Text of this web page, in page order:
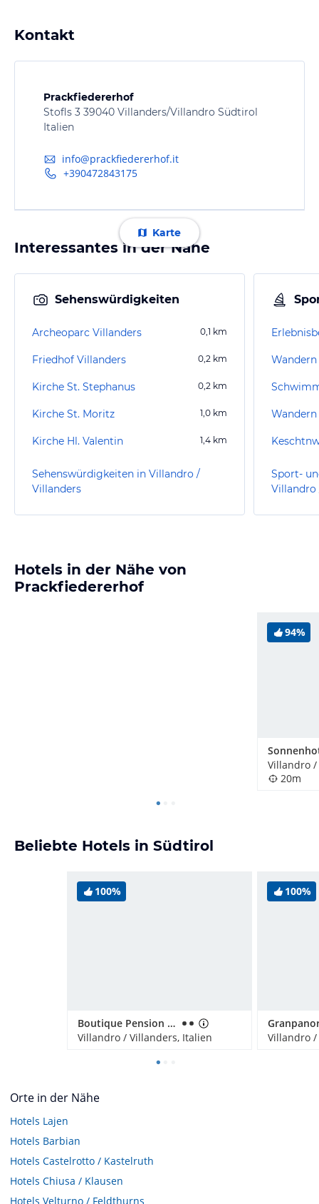
Kontakt
Prackfiedererhof
Stofls 3 39040 Villanders/Villandro Südtirol
Italien
info@prackfiedererhof.it
+390472843175
Karte
Interessantes in der Nähe
Sehenswürdigkeiten
Archeoparc Villanders 0,1 km
Friedhof Villanders 0,2 km
Kirche St. Stephanus 0,2 km
Kirche St. Moritz 1,0 km
Kirche Hl. Valentin 1,4 km
Sehenswürdigkeiten in Villandro /
Villanders
Wandern
Sport-
Villandro
Hotels in der Nähe von
Prackfiedererhof
94%
Villandro
20m
Beliebte Hotels in Südtirol
100%
Boutique Pension Erlacher – Adults Only
Villandro / Villanders, Italien
100%
Villandro
Orte in der Nähe
Hotels Lajen
Hotels Barbian
Hotels Castelrotto / Kastelruth
Hotels Chiusa / Klausen
Hotels Velturno / Feldthurns